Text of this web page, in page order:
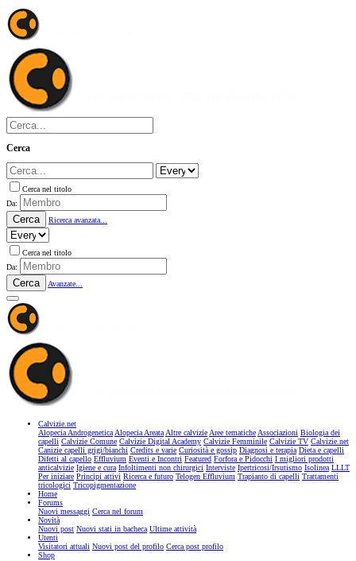
Cerca
Cerca nel titolo
Da:
Cerca Ricerca avanzata...
Cerca nel titolo
Da:
Cerca Avanzate...
Calvizie.net
Alopecia AndrogeneticaAlopecia AreataAltre calvizieAree tematicheAssociazioni Biologia dei
capelli Calvizie Comune Calvizie Digital Academy Calvizie Femminile Calvizie TV Calvizie.net
Canizie capelli grigi/bianchi Credits e varie Curiosità e gossip Diagnosi e terapia Dieta e capelli
Difetti al capello Effluvium Eventi e Incontri Featured Forfora e Pidocchi I migliori prodotti
anticalvizie Igiene e cura Infoltimenti non chirurgici Interviste Ipertricosi/Irsutismo Isolinea LLLT
Per iniziare Principi attivi Ricerca e futuro Telogen Effluvium Trapianto di capelli Trattamenti
tricologici Tricopigmentazione
Home
Forums
Nuovi messaggi Cerca nel forum
Novità
Nuovi post Nuovi stati in bacheca Ultime attività
Utenti
Visitatori attuali Nuovi post del profilo Cerca post profilo
Shop